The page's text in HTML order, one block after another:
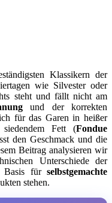
Klassikern der
wie Silvester oder
steht und fällt nicht am
und der korrekten
für das Garen in heißer
Fett (Fondue
den Geschmack und die
Beitrag analysieren wir
Unterschiede der
Basis für selbstgemachte
stehen.